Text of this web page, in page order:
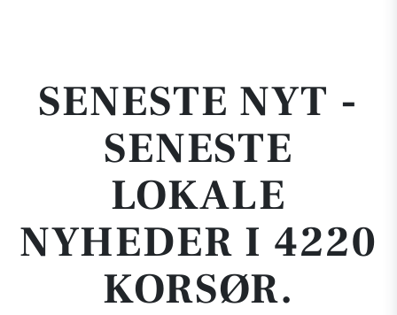
SENESTE NYT -
SENESTE
LOKALE
NYHEDER I 4220
KORSØR.